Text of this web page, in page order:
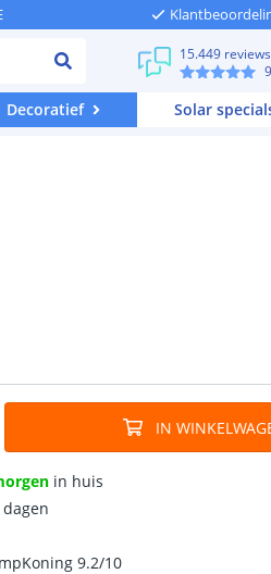
15.449 reviews
Decoratief Solar
IN
in huis
9.2/10